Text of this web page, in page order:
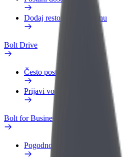
Dodaj restoran ili trgovinu
Bolt Drive
Često postavljana pitanja
Prijavi vozilo
Bolt for Business
Pogodnosti